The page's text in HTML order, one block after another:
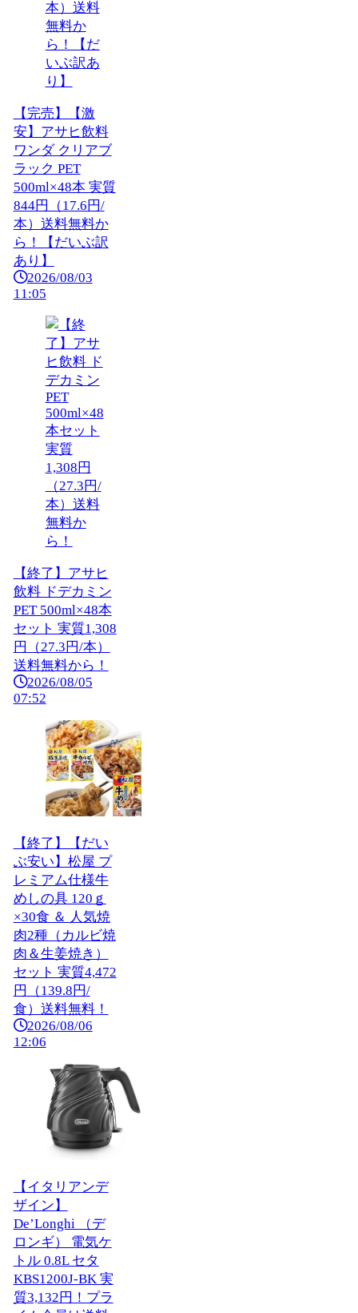
【完売】【激
安】アサヒ飲料
ワンダ クリアブ
ラック PET
500ml×48本 実質
844円（17.6円/
本）送料無料か
ら！【だいぶ訳
あり】
2026/08/03
11:05
【終了】アサヒ
飲料 ドデカミン
PET 500ml×48本
セット 実質1,308
円（27.3円/本）
送料無料から！
2026/08/05
07:52
【終了】【だい
ぶ安い】松屋 プ
レミアム仕様牛
めしの具 120ｇ
×30食 ＆ 人気焼
肉2種（カルビ焼
肉＆生姜焼き）
セット 実質4,472
円（139.8円/
食）送料無料！
2026/08/06
12:06
【イタリアンデ
ザイン】
De’Longhi （デ
ロンギ） 電気ケ
トル 0.8L セタ
KBS1200J-BK 実
質3,132円！プラ